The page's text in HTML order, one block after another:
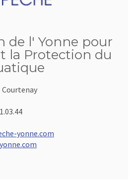
de l' Yonne pour
la Protection du
Courtenay
yonne.com